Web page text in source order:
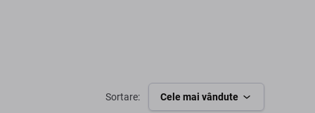
Sortare: Cele mai vândute